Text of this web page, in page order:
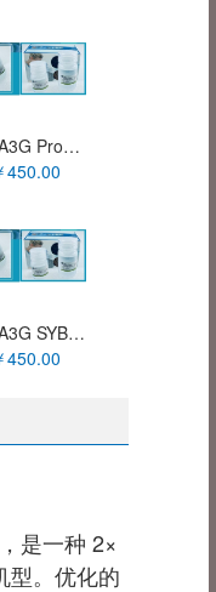
RAPA3G Probe qPCR MasterMix XY9A2259
450.00
RAPA3G SYBR Green qPCR Mix XY9A2250
450.00
是一种 2×
型。优化的